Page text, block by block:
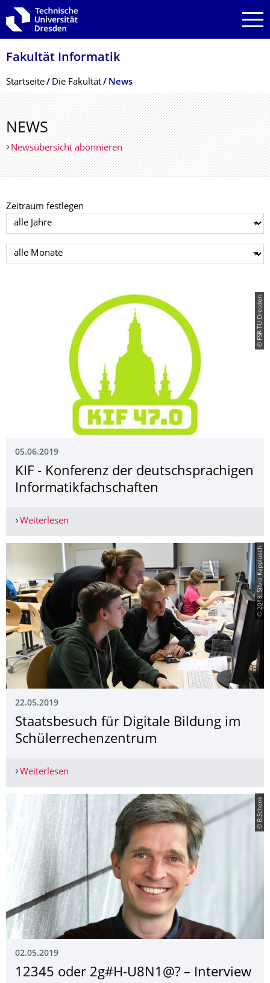
Zur Hauptnavigation springen
Zur Suche springen
Zum Inhalt springen
Fakultät Informatik
Breadcrumb-Menü
Startseite Die Fakultät News
NEWS
Newsübersicht abonnieren
Zeitraum festlegen
Jahr auswählen
Monat auswählen
© FSR-TU Dresden
05.06.2019
KIF - Konferenz der deutschsprachigen
Informatikfach­schaften
Weiterlesen
© 2018, Silvia Kapplusch
22.05.2019
Staatsbesuch für Digitale Bildung im
Schülerrechenzen­trum
Weiterlesen
© B.Schenk
02.05.2019
12345 oder 2g#H-U8N1@? – Interview